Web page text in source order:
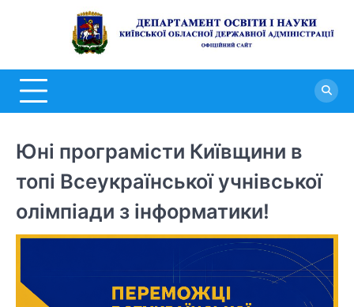
Юні програмісти Київщини в
топі Всеукраїнської учнівської
олімпіади з інформатики!